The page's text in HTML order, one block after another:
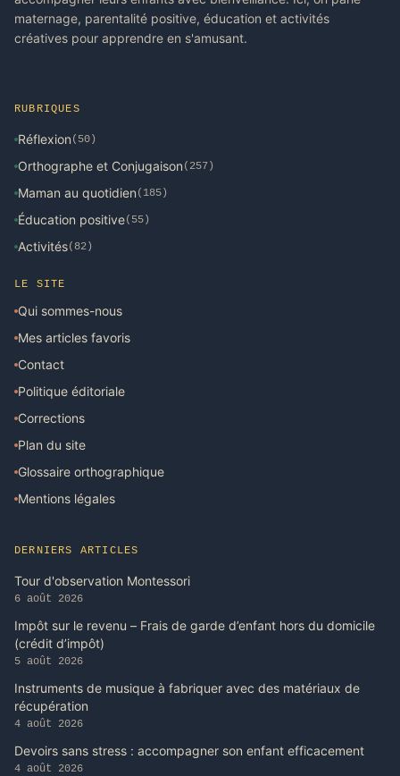
maternage, parentalité positive, éducation et activités
créatives pour apprendre en s'amusant.
RUBRIQUES
Réflexion (50)
Orthographe et Conjugaison (257)
Maman au quotidien (185)
Éducation positive(55)
Activités(82)
LE SITE
Qui sommes-nous
Mes articles favoris
Contact
Politique éditoriale
Corrections
Plan du site
Glossaire orthographique
Mentions légales
DERNIERS ARTICLES
Tour d'observation Montessori
6 août 2026
Impôt sur le revenu – Frais de garde d’enfant hors du domicile
(crédit d’impôt)
5 août 2026
Instruments de musique à fabriquer avec des matériaux de
récupération
4 août 2026
Devoirs sans stress : accompagner son enfant efficacement
4 août 2026